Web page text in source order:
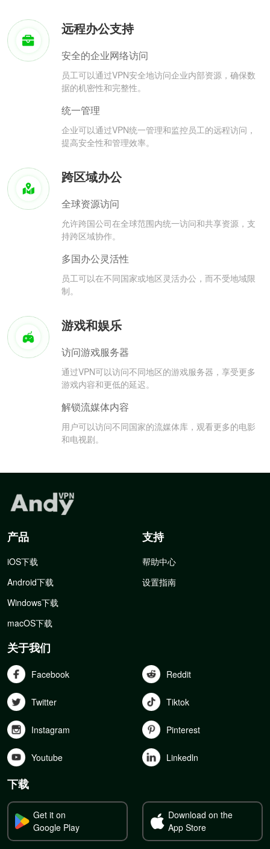
远程办公支持
安全的企业网络访问
员工可以通过VPN安全地访问企业内部资源，确保数
据的机密性和完整性。
统一管理
企业可以通过VPN统一管理和监控员工的远程访问，
提高安全性和管理效率。
跨区域办公
全球资源访问
允许跨国公司在全球范围内统一访问和共享资源，支
持跨区域协作。
多国办公灵活性
员工可以在不同国家或地区灵活办公，而不受地域限
制。
游戏和娱乐
访问游戏服务器
通过VPN可以访问不同地区的游戏服务器，享受更多
游戏内容和更低的延迟。
解锁流媒体内容
用户可以访问不同国家的流媒体库，观看更多的电影
和电视剧。
产品
iOS下载
Android下载
Windows下载
macOS下载
支持
帮助中心
设置指南
关于我们
Facebook Reddit
Twitter Tiktok
Instagram Pinterest
Youtube Linkedln
下载
Get it on
Google Play
Download on the
App Store